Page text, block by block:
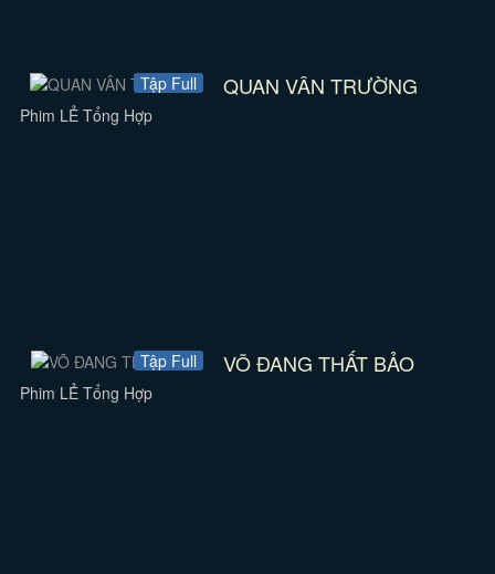
Tập Full QUAN VÂN TRƯỜNG
Phim LẺ Tổng Hợp
Tập Full VÕ ĐANG THẤT BẢO
Phim LẺ Tổng Hợp